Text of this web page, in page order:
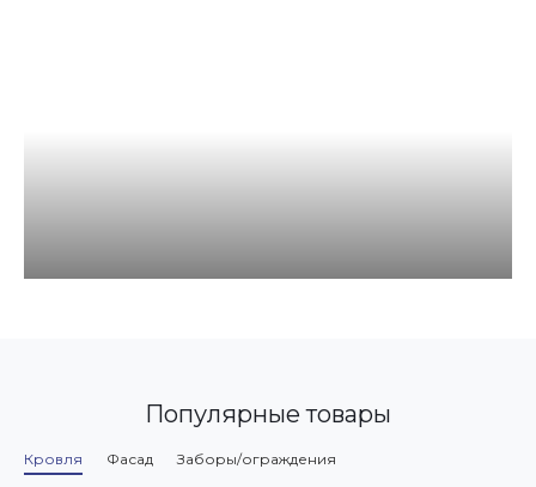
Популярные товары
Кровля Фасад Заборы/ограждения